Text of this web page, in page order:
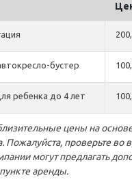
бустер
ребенка до 4 лет
цены на
Пожалуйста, проверьте во
могут предлагать
аренды.